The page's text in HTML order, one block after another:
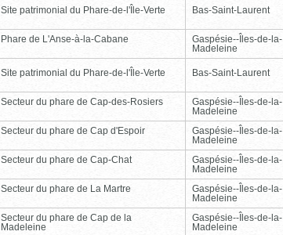
Site patrimonial du Phare-de-l'Île-Verte Bas-Saint-Laurent
Phare de L'Anse-à-la-Cabane
Gaspésie--Îles-de-la-
Madeleine
Site patrimonial du Phare-de-l'Île-Verte Bas-Saint-Laurent
Secteur du phare de Cap-des-Rosiers
Gaspésie--Îles-de-la-
Madeleine
Secteur du phare de Cap d'Espoir
Gaspésie--Îles-de-la-
Madeleine
Secteur du phare de Cap-Chat
Gaspésie--Îles-de-la-
Madeleine
Secteur du phare de La Martre
Gaspésie--Îles-de-la-
Madeleine
Secteur du phare de Cap de la
Madeleine
Gaspésie--Îles-de-la-
Madeleine